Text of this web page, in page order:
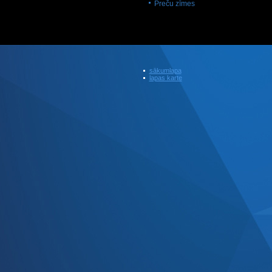
Preču zīmes
sākumlapa
lapas karte